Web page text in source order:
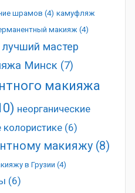
шрамов (4) камуфляж
макияж (4)
лучший мастер
Минск (7)
макияжа
неорганические
колористике (6)
макияжу (8)
в Грузии (4)
(6)